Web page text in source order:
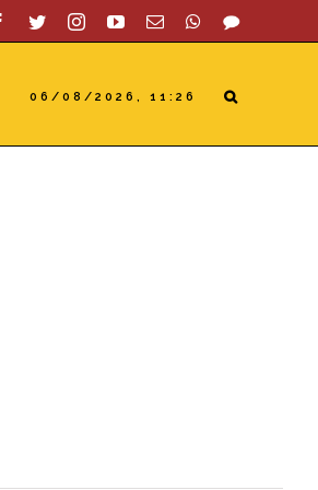
Facebook
TwitterInstagramYouTube
Email WhatsApp
SAC
06/08/2026, 11:26